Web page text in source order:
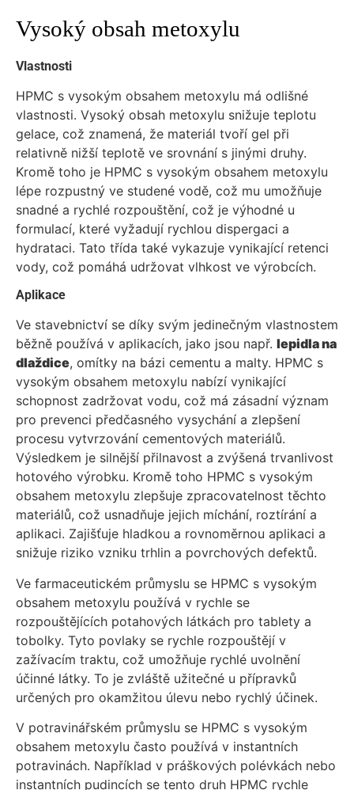
Vysoký obsah metoxylu
Vlastnosti
HPMC s vysokým obsahem metoxylu má odlišné
vlastnosti. Vysoký obsah metoxylu snižuje teplotu
gelace, což znamená, že materiál tvoří gel při
relativně nižší teplotě ve srovnání s jinými druhy.
Kromě toho je HPMC s vysokým obsahem metoxylu
lépe rozpustný ve studené vodě, což mu umožňuje
snadné a rychlé rozpouštění, což je výhodné u
formulací, které vyžadují rychlou dispergaci a
hydrataci. Tato třída také vykazuje vynikající retenci
vody, což pomáhá udržovat vlhkost ve výrobcích.
Aplikace
Ve stavebnictví se díky svým jedinečným vlastnostem
běžně používá v aplikacích, jako jsou např. lepidla na
dlaždice, omítky na bázi cementu a malty. HPMC s
vysokým obsahem metoxylu nabízí vynikající
schopnost zadržovat vodu, což má zásadní význam
pro prevenci předčasného vysychání a zlepšení
procesu vytvrzování cementových materiálů.
Výsledkem je silnější přilnavost a zvýšená trvanlivost
hotového výrobku. Kromě toho HPMC s vysokým
obsahem metoxylu zlepšuje zpracovatelnost těchto
materiálů, což usnadňuje jejich míchání, roztírání a
aplikaci. Zajišťuje hladkou a rovnoměrnou aplikaci a
snižuje riziko vzniku trhlin a povrchových defektů.
Ve farmaceutickém průmyslu se HPMC s vysokým
obsahem metoxylu používá v rychle se
rozpouštějících potahových látkách pro tablety a
tobolky. Tyto povlaky se rychle rozpouštějí v
zažívacím traktu, což umožňuje rychlé uvolnění
účinné látky. To je zvláště užitečné u přípravků
určených pro okamžitou úlevu nebo rychlý účinek.
V potravinářském průmyslu se HPMC s vysokým
obsahem metoxylu často používá v instantních
potravinách. Například v práškových polévkách nebo
instantních pudincích se tento druh HPMC rychle